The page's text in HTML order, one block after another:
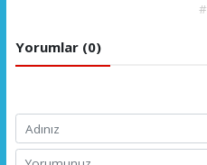
#
Yorumlar (0)